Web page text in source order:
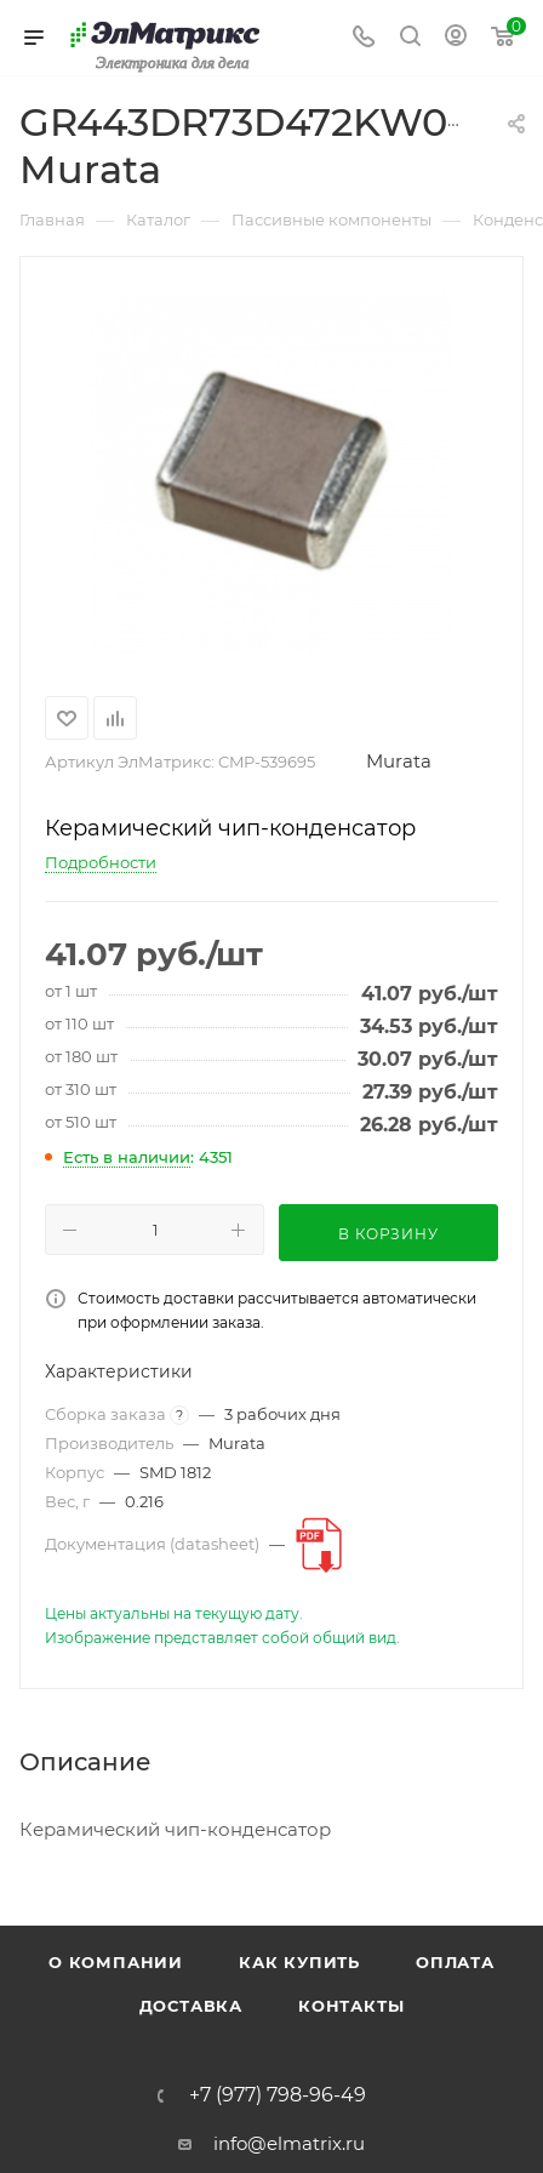
Электроника для дела
0
GR443DR73D472KW01L
Murata
Главная — Каталог — Пассивные компоненты —
Артикул ЭлМатрикс: CMP-539695 Murata
Керамический чип-конденсатор
Подробности
41.07 руб./шт
от 1 шт 41.07 руб./шт
от 110 шт 34.53 руб./шт
от 180 шт 30.07 руб./шт
от 310 шт 27.39 руб./шт
от 510 шт 26.28 руб./шт
Есть в наличии: 4351
В КОРЗИНУ
Стоимость доставки рассчитывается автоматически
при оформлении заказа.
Характеристики
Сборка заказа ? — 3 рабочих дня
Производитель — Murata
Корпус — SMD 1812
Вес, г — 0.216
Документация (datasheet) —
Цены актуальны на текущую дату.
Изображение представляет собой общий вид.
Описание
Керамический чип-конденсатор
О КОМПАНИИ КАК КУПИТЬ ОПЛАТА
ДОСТАВКА КОНТАКТЫ
+7 (977) 798-96-49
info@elmatrix.ru